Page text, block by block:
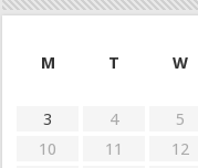
M
T W
3
4 5
10
11 12